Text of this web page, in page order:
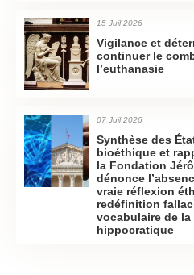
15 Juil 2026
Vigilance et
continuer le
l’euthanasie
07 Juil 2026
Synthèse des
bioéthique et
la Fondation
dénonce
vraie réflexion
redéfinition
vocabulaire de la
hippocratique